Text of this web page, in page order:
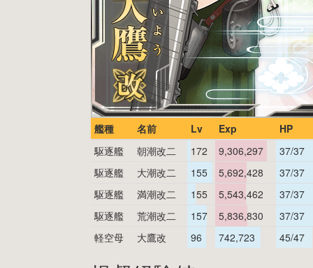
艦種 名前 Lv Exp
HP
駆逐艦
朝潮改二 172 9,306,297
37/37
駆逐艦
大潮改二 155 5,692,428
37/37
駆逐艦
満潮改二 155 5,543,462
37/37
駆逐艦
荒潮改二 157 5,836,830
37/37
軽空母
大鷹改 96 742,723 45/47